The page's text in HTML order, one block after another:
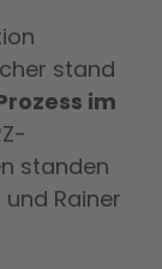
stand
im
standen
Rainer